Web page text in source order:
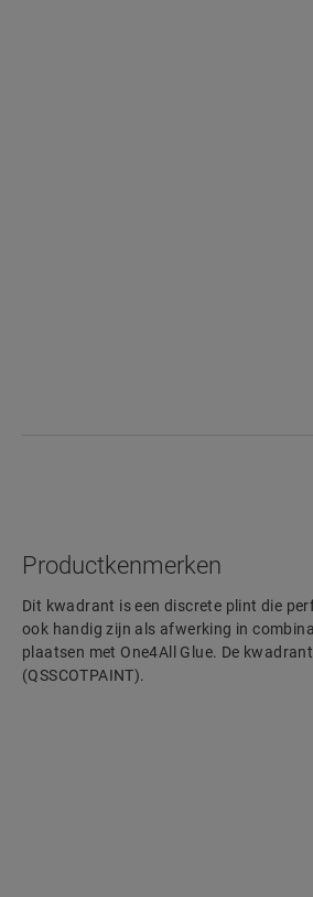
Productkenmerken
Dit kwadrant is een discrete plint die
ook handig zijn als afwerking in
plaatsen met One4All Glue. De
(QSSCOTPAINT).